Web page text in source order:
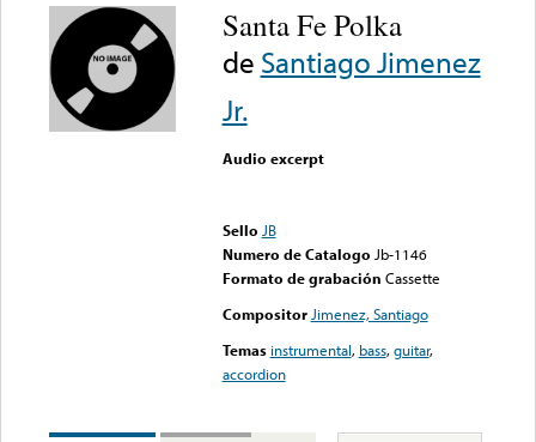
Santa Fe Polka
de Santiago Jimenez
Jr.
Audio excerpt
Sello JB
Numero de Catalogo Jb-1146
Formato de grabación Cassette
Compositor Jimenez, Santiago
Temas instrumental, bass,guitar,
accordion